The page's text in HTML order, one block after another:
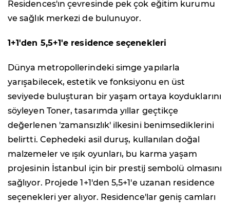
Residences'ın çevresinde pek çok eğitim kurumu
ve sağlık merkezi de bulunuyor.
1+1'den 5,5+1'e residence seçenekleri
Dünya metropollerindeki simge yapılarla
yarışabilecek, estetik ve fonksiyonu en üst
seviyede buluşturan bir yaşam ortaya koyduklarını
söyleyen Toner, tasarımda yıllar geçtikçe
değerlenen 'zamansızlık' ilkesini benimsediklerini
belirtti. Cephedeki asil duruş, kullanılan doğal
malzemeler ve ışık oyunları, bu karma yaşam
projesinin İstanbul için bir prestij sembolü olmasını
sağlıyor. Projede 1+1'den 5,5+1'e uzanan residence
seçenekleri yer alıyor. Residence'lar geniş camları